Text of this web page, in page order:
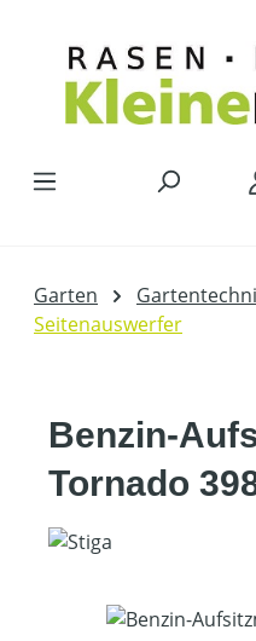
Garten
Seitenauswerfer
Benzin-
Tornado
Bildergalerie überspringen